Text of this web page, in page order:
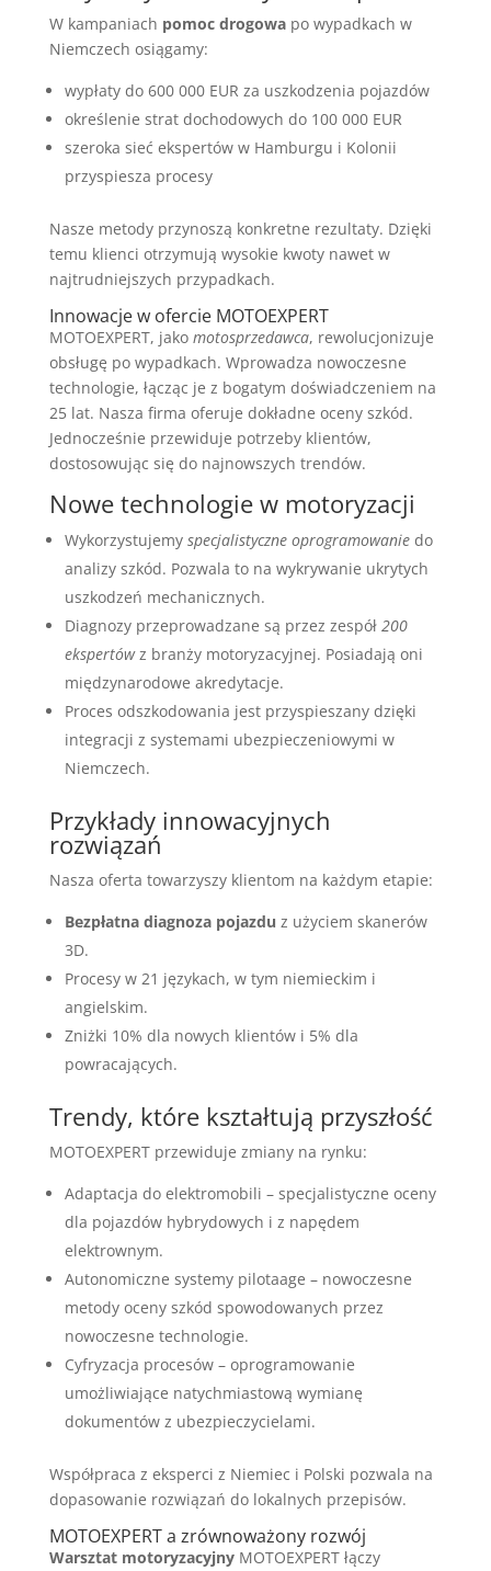
W kampaniach pomoc drogowapo wypadkach w
Niemczech osiągamy:
wypłaty do 600 000 EUR za uszkodzenia pojazdów
określenie strat dochodowych do 100 000 EUR
szeroka sieć ekspertów w Hamburgu i Kolonii
przyspiesza procesy
Nasze metody przynoszą konkretne rezultaty. Dzięki
temu klienci otrzymują wysokie kwoty nawet w
najtrudniejszych przypadkach.
Innowacje w ofercie MOTOEXPERT
MOTOEXPERT, jako motosprzedawca, rewolucjonizuje
obsługę po wypadkach. Wprowadza nowoczesne
technologie, łącząc je z bogatym doświadczeniem na
25 lat. Nasza firma oferuje dokładne oceny szkód.
Jednocześnie przewiduje potrzeby klientów,
dostosowując się do najnowszych trendów.
Nowe technologie w motoryzacji
Wykorzystujemy specjalistyczne oprogramowaniedo
analizy szkód. Pozwala to na wykrywanie ukrytych
uszkodzeń mechanicznych.
Diagnozy przeprowadzane są przez zespół 200
ekspertówz branży motoryzacyjnej. Posiadają oni
międzynarodowe akredytacje.
Proces odszkodowania jest przyspieszany dzięki
integracji z systemami ubezpieczeniowymi w
Niemczech.
Przykłady innowacyjnych
rozwiązań
Nasza oferta towarzyszy klientom na każdym etapie:
Bezpłatna diagnoza pojazdu z użyciem skanerów
3D.
Procesy w 21 językach, w tym niemieckim i
angielskim.
Zniżki 10% dla nowych klientów i 5% dla
powracających.
Trendy, które kształtują przyszłość
MOTOEXPERT przewiduje zmiany na rynku:
Adaptacja do elektromobili – specjalistyczne oceny
dla pojazdów hybrydowych i z napędem
elektrownym.
Autonomiczne systemy pilotaage – nowoczesne
metody oceny szkód spowodowanych przez
nowoczesne technologie.
Cyfryzacja procesów – oprogramowanie
umożliwiające natychmiastową wymianę
dokumentów z ubezpieczycielami.
Współpraca z eksperci z Niemiec i Polski pozwala na
dopasowanie rozwiązań do lokalnych przepisów.
MOTOEXPERT a zrównoważony rozwój
Warsztat motoryzacyjnyMOTOEXPERT łączy